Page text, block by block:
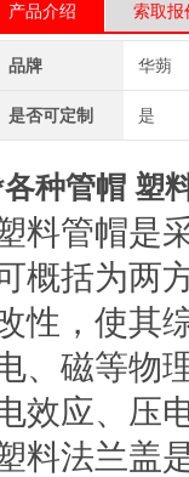
产品介绍 索取报
品牌 华蒴
是否可定制 是
种管帽 塑
料管帽是
概括为两
性，使其
、磁等物
效应、压
料法兰盖